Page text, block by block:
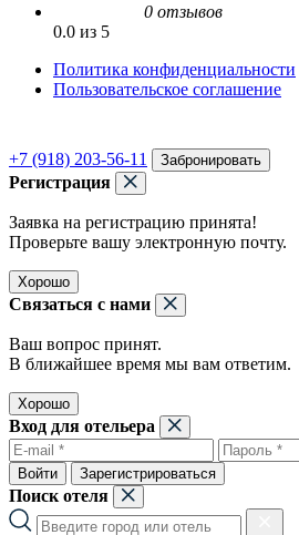
0 отзывов
0.0 из 5
Политика конфиденциальности
Пользовательское соглашение
+7 (918) 203-56-11 Забронировать
Регистрация
Заявка на регистрацию принята!
Проверьте вашу электронную почту.
Хорошо
Связаться с нами
Ваш вопрос принят.
В ближайшее время мы вам ответим.
Хорошо
Вход для отельера
Войти Зарегистрироваться
Поиск отеля